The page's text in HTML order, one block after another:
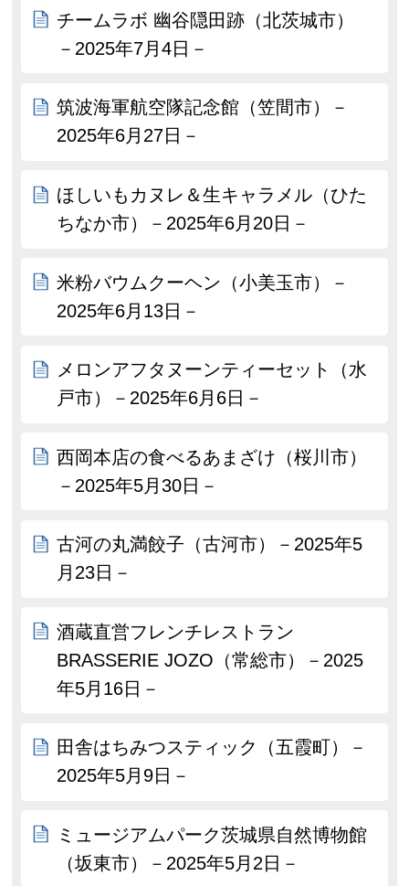
チームラボ 幽谷隠田跡（北茨城市）
－2025年7月4日－
筑波海軍航空隊記念館（笠間市）－
2025年6月27日－
ほしいもカヌレ＆生キャラメル（ひた
ちなか市）－2025年6月20日－
米粉バウムクーヘン（小美玉市）－
2025年6月13日－
メロンアフタヌーンティーセット（水
戸市）－2025年6月6日－
西岡本店の食べるあまざけ（桜川市）
－2025年5月30日－
古河の丸満餃子（古河市）－2025年5
月23日－
酒蔵直営フレンチレストラン
BRASSERIE JOZO（常総市）－2025
年5月16日－
田舎はちみつスティック（五霞町）－
2025年5月9日－
ミュージアムパーク茨城県自然博物館
（坂東市）－2025年5月2日－